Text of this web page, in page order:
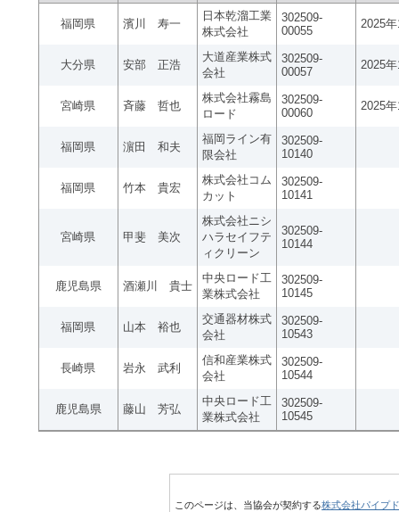
福岡県 濱川 寿一
日本乾溜工業
株式会社
302509-
00055
2025
大分県 安部 正浩
大道産業株式
会社
302509-
00057
2025
宮崎県 斉藤 哲也
株式会社霧島
ロード
302509-
00060
2025
福岡県 濵田 和夫
福岡ライン有
限会社
302509-
10140
福岡県 竹本 貴宏
株式会社コム
カット
302509-
10141
宮崎県 甲斐 美次
株式会社ニシ
ハラセイフテ
ィクリーン
302509-
10144
鹿児島県 酒瀬川 貴士
中央ロード工
業株式会社
302509-
10145
福岡県 山本 裕也
交通器材株式
会社
302509-
10543
長崎県 岩永 武利
信和産業株式
会社
302509-
10544
鹿児島県 藤山 芳弘
中央ロード工
業株式会社
302509-
10545
このページは、当協会が契約する株式会社パイプ